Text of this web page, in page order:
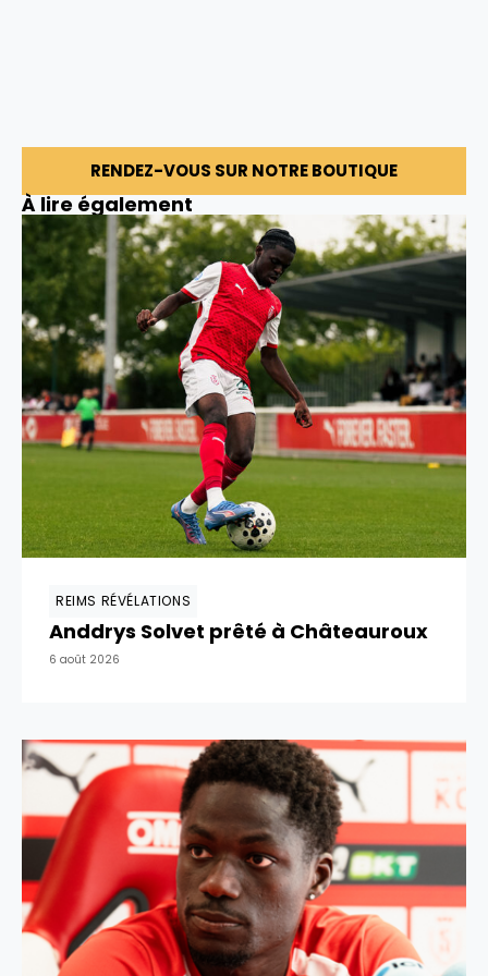
RENDEZ-VOUS SUR NOTRE BOUTIQUE
À lire également
REIMS RÉVÉLATIONS
Anddrys Solvet prêté à Châteauroux
6 août 2026